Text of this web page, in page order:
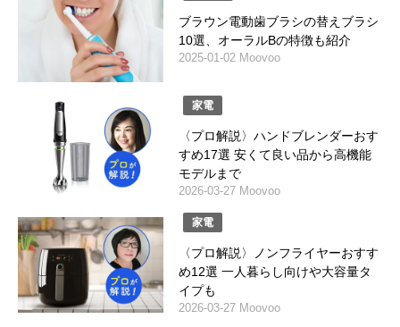
ブラウン電動歯ブラシの替えブラシ
10選、オーラルBの特徴も紹介
2025-01-02 Moovoo
家電
〈プロ解説〉ハンドブレンダーおす
すめ17選 安くて良い品から高機能
モデルまで
2026-03-27 Moovoo
家電
〈プロ解説〉ノンフライヤーおすす
め12選 一人暮らし向けや大容量タ
イプも
2026-03-27 Moovoo